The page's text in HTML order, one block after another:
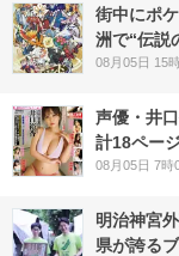
街中にポ
洲で“伝説
08月05日 15
声優・井
計18ペー
08月05日 7時
明治神宮
県が誇る